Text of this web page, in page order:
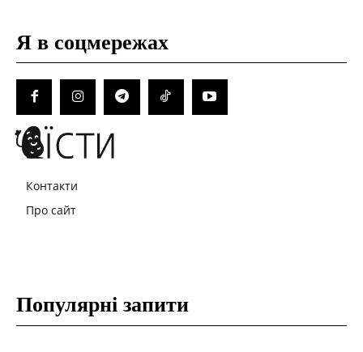
Я в соцмережах
Контакти
Про сайт
Популярні запити